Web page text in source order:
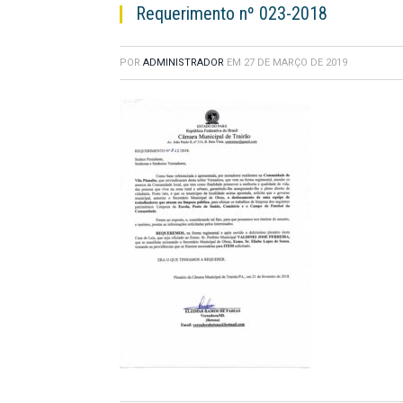
Requerimento nº 023-2018
POR ADMINISTRADOR EM 27 DE MARÇO DE 2019